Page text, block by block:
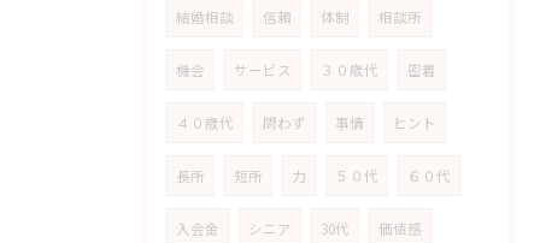
結婚相談 信頼 体制 相談所
機会 サービス ３０歳代 密着
４０歳代 問わず 事情 ヒント
長所 短所 力 ５０代 ６０代
入会金 シニア 30代 価値感